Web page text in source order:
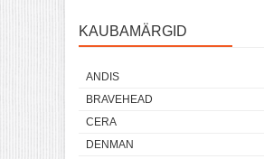
KAUBAMÄRGID
ANDIS
BRAVEHEAD
CERA
DENMAN